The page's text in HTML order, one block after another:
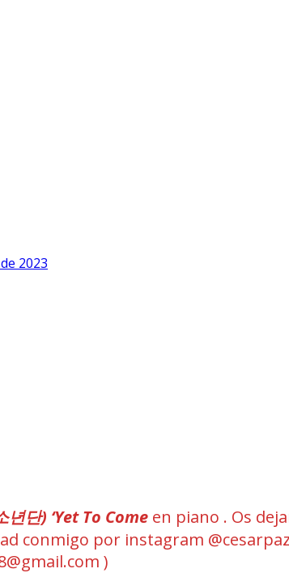
2023
년단) ‘Yet To Come en piano . Os
conmigo por instagram
)